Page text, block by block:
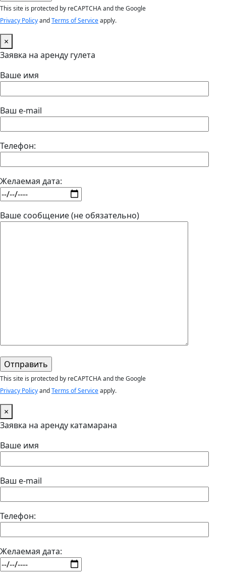
This site is protected by reCAPTCHA and the Google
Privacy PolicyandTerms of Serviceapply.
×
Заявка на аренду гулета
Ваше имя
Ваш e-mail
Телефон:
Желаемая дата:
Ваше сообщение (не обязательно)
This site is protected by reCAPTCHA and the Google
Privacy PolicyandTerms of Serviceapply.
×
Заявка на аренду катамарана
Ваше имя
Ваш e-mail
Телефон:
Желаемая дата: